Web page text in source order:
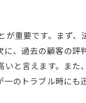
整備状況
の重要性
る検査ポイント
を理解する
重要です。まず
、過去の顧客の
と言えます。ま
のトラブル時に